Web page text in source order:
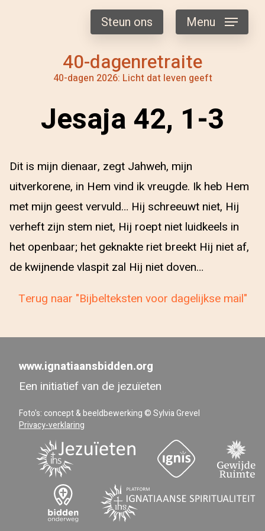
40-dagenretraite
40-dagen 2026: Licht dat leven geeft
Steun ons Menu
Jesaja 42, 1-3
Dit is mijn dienaar, zegt Jahweh, mijn
uitverkorene, in Hem vind ik vreugde. Ik heb Hem
met mijn geest vervuld… Hij schreeuwt niet, Hij
verheft zijn stem niet, Hij roept niet luidkeels in
het openbaar; het geknakte riet breekt Hij niet af,
de kwijnende vlaspit zal Hij niet doven…
Terug naar "Bijbelteksten voor dagelijkse mail"
www.ignatiaansbidden.org
Een initiatief van de jezuïeten
Foto's: concept & beeldbewerking © Sylvia Grevel
Privacy-verklaring